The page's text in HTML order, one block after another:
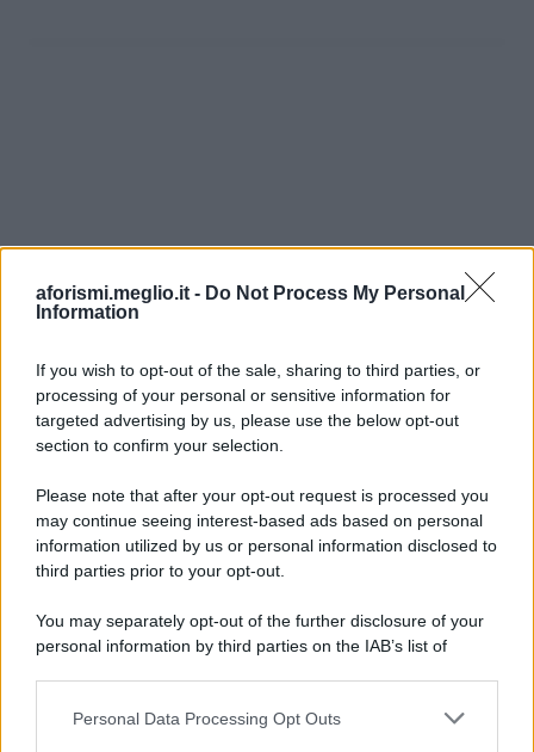
aforismi.meglio.it - Do Not Process My Personal
Information
If you wish to opt-out of the sale, sharing to third parties, or
processing of your personal or sensitive information for
targeted advertising by us, please use the below opt-out
section to confirm your selection.
Please note that after your opt-out request is processed you
may continue seeing interest-based ads based on personal
information utilized by us or personal information disclosed to
third parties prior to your opt-out.
You may separately opt-out of the further disclosure of your
personal information by third parties on the IAB’s list of
This information may also be disclosed by us to third parties
Personal Data Processing Opt Outs
Ricevi LE FRASI PIÙ BELLE via e-mail
E-mail